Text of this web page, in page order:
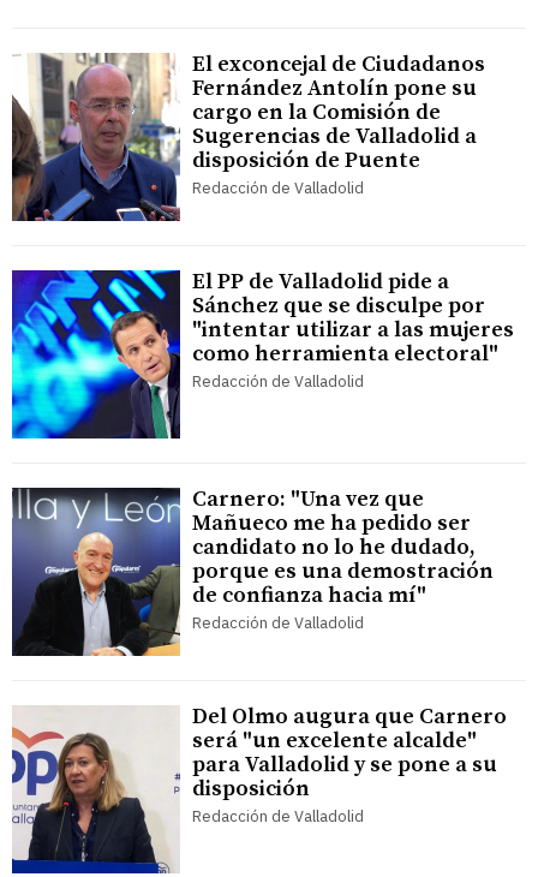
El exconcejal de Ciudadanos
Fernández Antolín pone su
cargo en la Comisión de
Sugerencias de Valladolid a
disposición de Puente
Redacción de Valladolid
El PP de Valladolid pide a
Sánchez que se disculpe por
"intentar utilizar a las mujeres
como herramienta electoral"
Redacción de Valladolid
Carnero: "Una vez que
Mañueco me ha pedido ser
candidato no lo he dudado,
porque es una demostración
de confianza hacia mí"
Redacción de Valladolid
Del Olmo augura que Carnero
será "un excelente alcalde"
para Valladolid y se pone a su
disposición
Redacción de Valladolid